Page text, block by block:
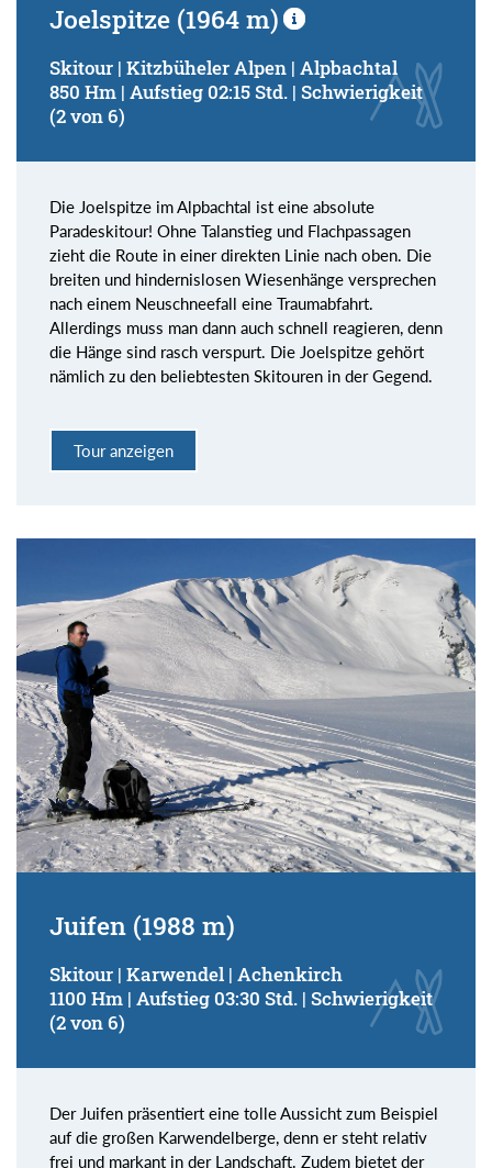
Joelspitze (1964 m)
Skitour | Kitzbüheler Alpen | Alpbachtal
850 Hm | Aufstieg 02:15 Std. | Schwierigkeit
(2 von 6)
Die Joelspitze im Alpbachtal ist eine absolute
Paradeskitour! Ohne Talanstieg und Flachpassagen
zieht die Route in einer direkten Linie nach oben. Die
breiten und hindernislosen Wiesenhänge versprechen
nach einem Neuschneefall eine Traumabfahrt.
Allerdings muss man dann auch schnell reagieren, denn
die Hänge sind rasch verspurt. Die Joelspitze gehört
nämlich zu den beliebtesten Skitouren in der Gegend.
Tour anzeigen
Juifen (1988 m)
Skitour | Karwendel | Achenkirch
1100 Hm | Aufstieg 03:30 Std. | Schwierigkeit
(2 von 6)
Der Juifen präsentiert eine tolle Aussicht zum Beispiel
auf die großen Karwendelberge, denn er steht relativ
frei und markant in der Landschaft. Zudem bietet der